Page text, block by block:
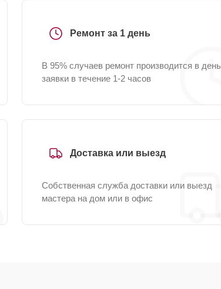
Ремонт за 1 день
В 95% случаев ремонт производится в день
заявки в течение 1-2 часов
Доставка или выезд
Собственная служба доставки или выезд
мастера на дом или в офис